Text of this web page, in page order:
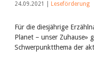
24.09.2021 | Leseförderung
Für die diesjährige
Planet – unser Zuhause»
Schwerpunktthema der